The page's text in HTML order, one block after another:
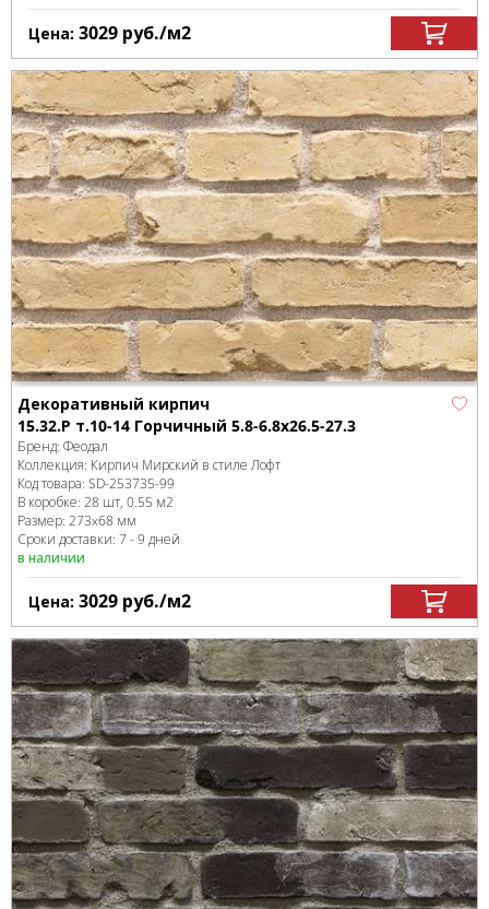
Цена: 3029 руб./м2
Декоративный кирпич
15.32.Р т.10-14 Горчичный 5.8-6.8x26.5-27.3
Бренд: Феодал
Коллекция: Кирпич Мирский в стиле Лофт
Код товара: SD-253735-99
В коробке: 28 шт, 0.55 м2
Размер: 273x68 мм
Сроки доставки: 7 - 9 дней
в наличии
Цена: 3029 руб./м2